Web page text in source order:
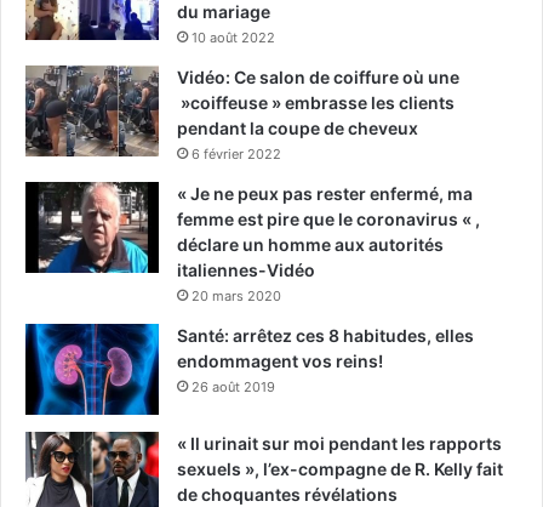
du mariage
10 août 2022
Vidéo: Ce salon de coiffure où une
»coiffeuse » embrasse les clients
pendant la coupe de cheveux
6 février 2022
« Je ne peux pas rester enfermé, ma
femme est pire que le coronavirus « ,
déclare un homme aux autorités
italiennes-Vidéo
20 mars 2020
Santé: arrêtez ces 8 habitudes, elles
endommagent vos reins!
26 août 2019
« Il urinait sur moi pendant les rapports
sexuels », l’ex-compagne de R. Kelly fait
de choquantes révélations